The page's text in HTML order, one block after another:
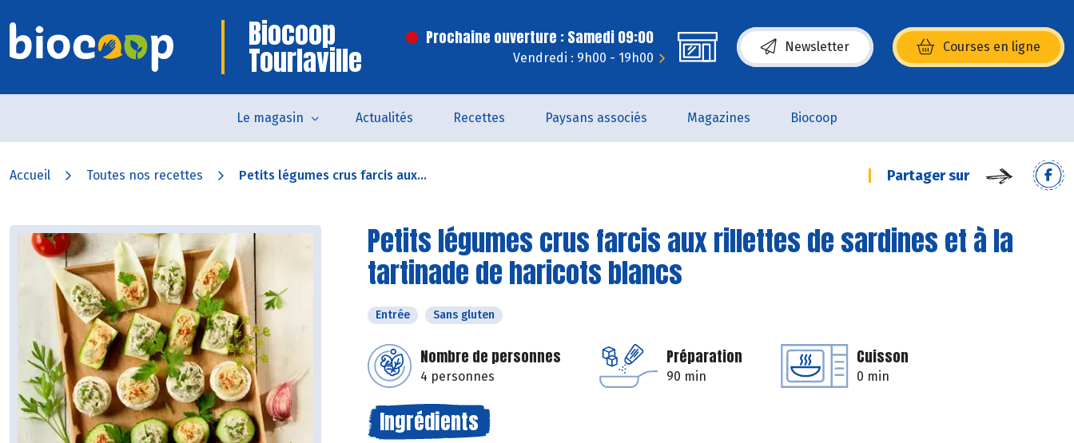
Biocoop
Tourlaville
Prochaine ouverture : Samedi 09:00
Vendredi : 9h00 - 19h00
Newsletter Courses en ligne
(s’ouvre dans une nouvelle fenêtre)
Le magasin Actualités Recettes Paysans associés Magazines Biocoop
Accueil Toutes nos recettes Petits légumes crus farcis aux... Partager sur
Petits légumes crus farcis aux rillettes de sardines et à la
tartinade de haricots blancs
Entrée Sans gluten
Nombre de personnes
4 personnes
Préparation
90 min
Cuisson
0 min
Ingrédients